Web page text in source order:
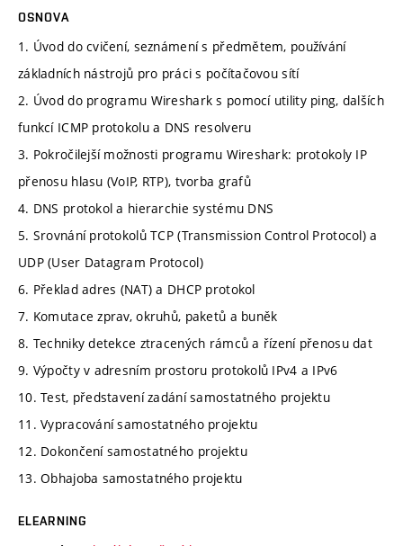
OSNOVA
1. Úvod do cvičení, seznámení s předmětem, používání
základních nástrojů pro práci s počítačovou sítí
2. Úvod do programu Wireshark s pomocí utility ping, dalších
funkcí ICMP protokolu a DNS resolveru
3. Pokročilejší možnosti programu Wireshark: protokoly IP
přenosu hlasu (VoIP, RTP), tvorba grafů
4. DNS protokol a hierarchie systému DNS
5. Srovnání protokolů TCP (Transmission Control Protocol) a
UDP (User Datagram Protocol)
6. Překlad adres (NAT) a DHCP protokol
7. Komutace zprav, okruhů, paketů a buněk
8. Techniky detekce ztracených rámců a řízení přenosu dat
9. Výpočty v adresním prostoru protokolů IPv4 a IPv6
10. Test, představení zadání samostatného projektu
11. Vypracování samostatného projektu
12. Dokončení samostatného projektu
13. Obhajoba samostatného projektu
ELEARNING